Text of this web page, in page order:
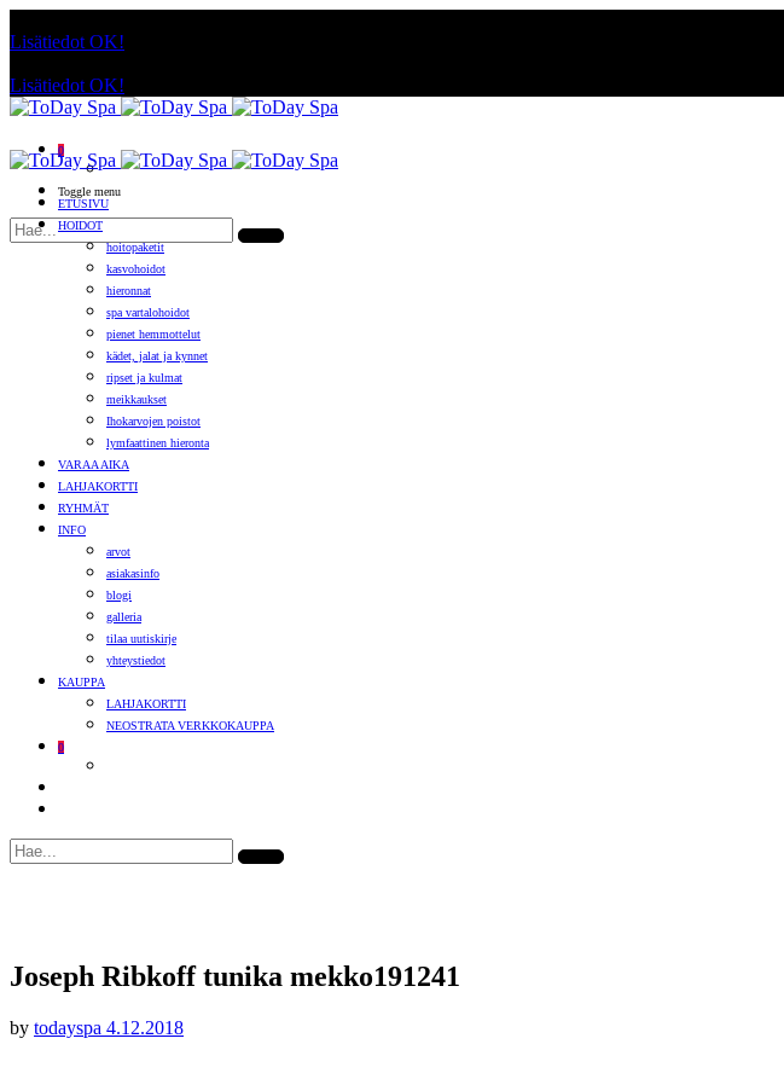
Lisätiedot OK!
Lisätiedot OK!
0
Toggle menu
ETUSIVU
HOIDOT
hoitopaketit
kasvohoidot
hieronnat
spa vartalohoidot
pienet hemmottelut
kädet, jalat ja kynnet
ripset ja kulmat
meikkaukset
Ihokarvojen poistot
lymfaattinen hieronta
VARAA AIKA
LAHJAKORTTI
RYHMÄT
INFO
arvot
asiakasinfo
blogi
galleria
tilaa uutiskirje
yhteystiedot
KAUPPA
LAHJAKORTTI
NEOSTRATA VERKKOKAUPPA
0
Joseph Ribkoff tunika mekko191241
by todayspa 4.12.2018